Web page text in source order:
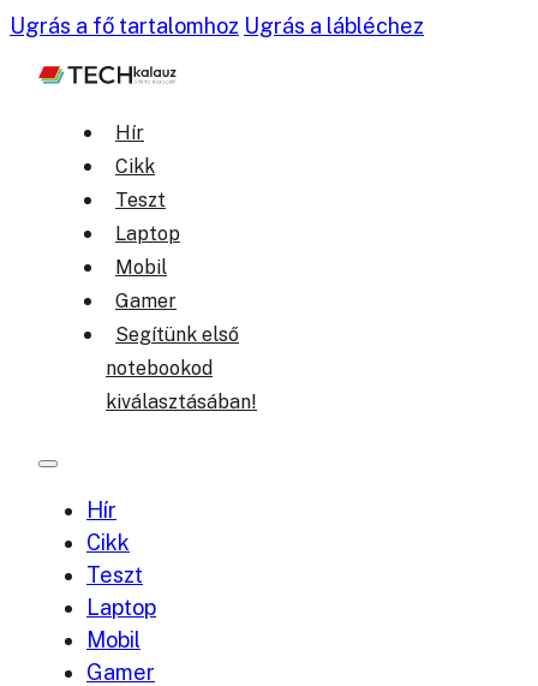
Ugrás a fő tartalomhoz Ugrás a lábléchez
Hír
Cikk
Teszt
Laptop
Mobil
Gamer
Segítünk első
notebookod
kiválasztásában!
Hír
Cikk
Teszt
Laptop
Mobil
Gamer